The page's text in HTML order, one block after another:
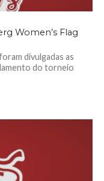
Women’s Flag
divulgadas as
do torneio